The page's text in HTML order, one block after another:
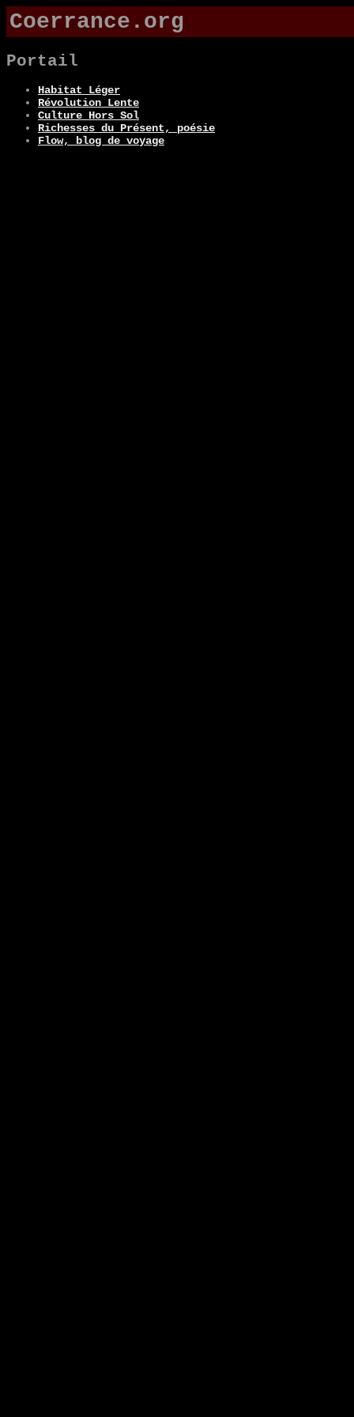
Coerrance.org
Portail
Habitat Léger
Révolution Lente
Culture Hors Sol
Richesses du Présent, poésie
Flow, blog de voyage